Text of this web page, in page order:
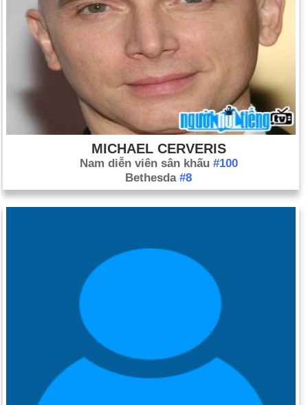
MICHAEL CERVERIS
Nam diễn viên sân khấu #100
Bethesda #8